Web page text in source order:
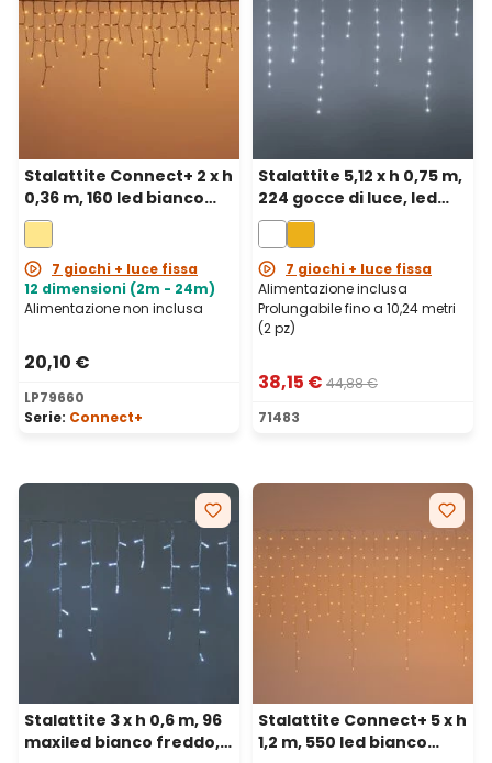
Stalattite Connect+ 2 x h
0,36 m, 160 led bianco
caldo, cavo verde,
prolungabile
7 giochi + luce fissa
12 dimensioni (2m - 24m)
Alimentazione non inclusa
20,10 €
LP79660
Serie: Connect+
Stalattite 5,12 x h 0,75 m,
224 gocce di luce, led
bianco freddo,
prolungabile
7 giochi + luce fissa
Alimentazione inclusa
Prolungabile fino a 10,24 metri
(2 pz)
38,15 € 44,88 €
71483
Stalattite 3 x h 0,6 m, 96
maxiled bianco freddo,
Stalattite Connect+ 5 x h
1,2 m, 550 led bianco